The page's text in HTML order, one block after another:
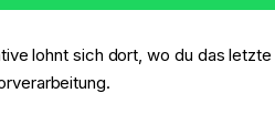
lohnt sich dort, wo du das